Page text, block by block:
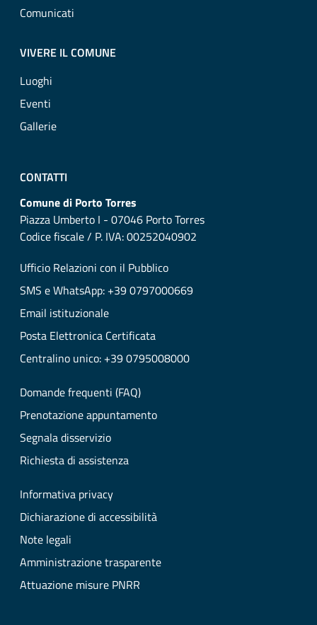
Comunicati
VIVERE IL COMUNE
Luoghi
Eventi
Gallerie
CONTATTI
Comune di Porto Torres
Piazza Umberto I - 07046 Porto Torres
Codice fiscale / P. IVA: 00252040902
Ufficio Relazioni con il Pubblico
SMS e WhatsApp: +39 0797000669
Email istituzionale
Posta Elettronica Certificata
Centralino unico: +39 0795008000
Domande frequenti (FAQ)
Prenotazione appuntamento
Segnala disservizio
Richiesta di assistenza
Informativa privacy
Dichiarazione di accessibilità
Note legali
Amministrazione trasparente
Attuazione misure PNRR